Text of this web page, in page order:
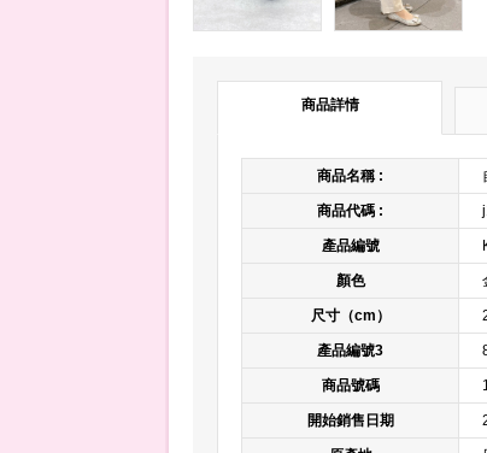
商品詳情
商品名稱 :
商品代碼 :
產品編號
顏色
尺寸（cm）
產品編號3
商品號碼
開始銷售日期